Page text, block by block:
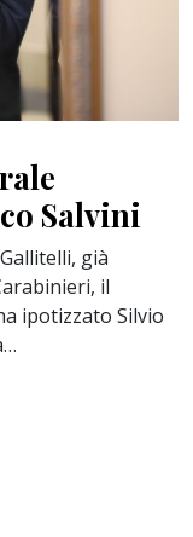
Salvini
già
il
ipotizzato Silvio